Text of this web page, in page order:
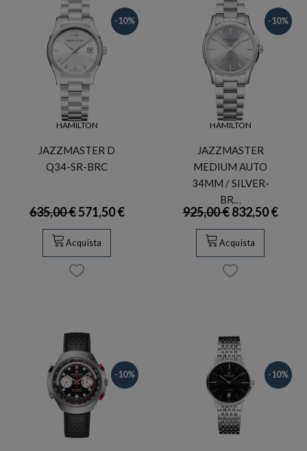
-10%
HAMILTON
JAZZMASTER D
Q34-SR-BRC
635,00 €571,50 €
Acquista
-10%
HAMILTON
JAZZMASTER
MEDIUM AUTO
34MM / SILVER-
BR…
925,00 €832,50 €
Acquista
-10% -10%